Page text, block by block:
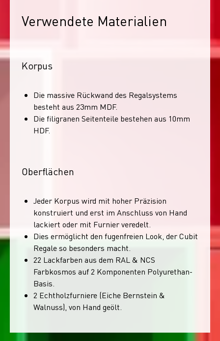
Verwendete Materialien
Korpus
Die massive Rückwand des Regalsystems
besteht aus 23mm MDF.
Die filigranen Seitenteile bestehen aus 10mm
HDF.
Oberflächen
Jeder Korpus wird mit hoher Präzision
konstruiert und erst im Anschluss von Hand
lackiert oder mit Furnier veredelt.
Dies ermöglicht den fugenfreien Look, der Cubit
Regale so besonders macht.
22 Lackfarben aus dem RAL & NCS
Farbkosmos auf 2 Komponenten Polyurethan-
Basis.
2 Echtholzfurniere (Eiche Bernstein &
Walnuss), von Hand geölt.